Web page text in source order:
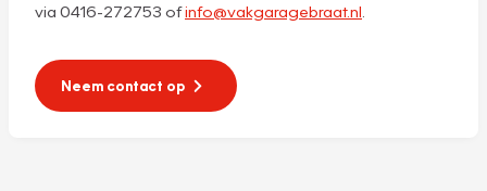
via 0416-272753 ofinfo@vakgaragebraat.nl
Neem contact op